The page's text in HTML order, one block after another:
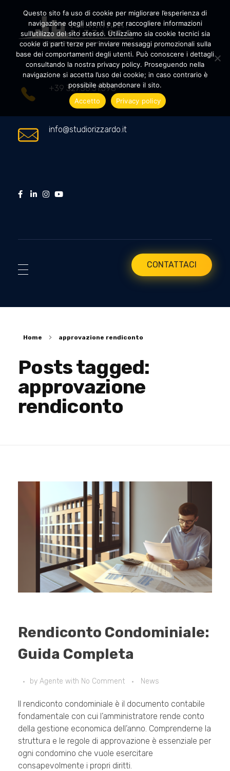
Amministrazioni Rizzardo
+39 327.36.31.598
info@studiorizzardo.it
CONTATTACI
Home approvazione rendiconto
Posts tagged:
approvazione
rendiconto
Rendiconto Condominiale:
Guida Completa
by Agente with No Comment News
Il rendiconto condominiale è il documento contabile
fondamentale con cui l’amministratore rende conto
della gestione economica dell’anno. Comprenderne la
struttura e le regole di approvazione è essenziale per
ogni condomino che vuole esercitare
consapevolmente i propri diritti.
Questo sito fa uso di cookie per migliorare l’esperienza di
navigazione degli utenti e per raccogliere informazioni
sull’utilizzo del sito stesso. Utilizziamo sia cookie tecnici sia
cookie di parti terze per inviare messaggi promozionali sulla
base dei comportamenti degli utenti. Può conoscere i dettagli
consultando la nostra privacy policy. Proseguendo nella
navigazione si accetta l’uso dei cookie; in caso contrario è
possibile abbandonare il sito.
Accetto
Privacy policy